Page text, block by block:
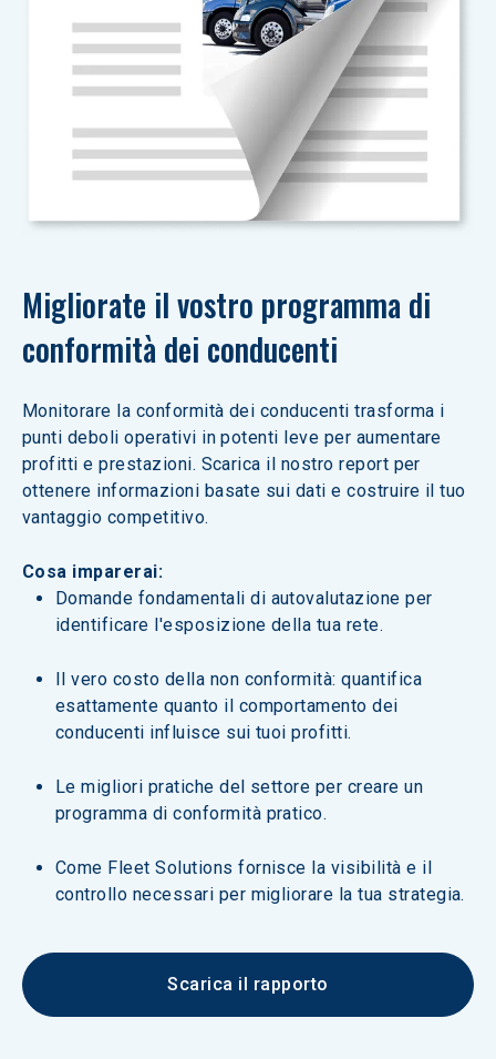
Migliorate il vostro programma di
conformità dei conducenti
Monitorare la conformità dei conducenti trasforma i
punti deboli operativi in potenti leve per aumentare
profitti e prestazioni. Scarica il nostro report per
ottenere informazioni basate sui dati e costruire il tuo
vantaggio competitivo.
Cosa imparerai:
Domande fondamentali di autovalutazione per
identificare l'esposizione della tua rete.
Il vero costo della non conformità: quantifica
esattamente quanto il comportamento dei
conducenti influisce sui tuoi profitti.
Le migliori pratiche del settore per creare un
programma di conformità pratico.
Come Fleet Solutions fornisce la visibilità e il
controllo necessari per migliorare la tua strategia.
Scarica il rapporto